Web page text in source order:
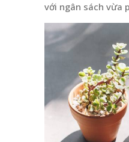
với ngân sách vừa